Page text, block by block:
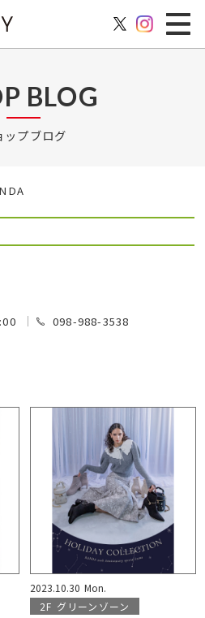
BLOG
ップブログ
098-988-3538
2023.10.30 Mon.
2F グリーンゾーン